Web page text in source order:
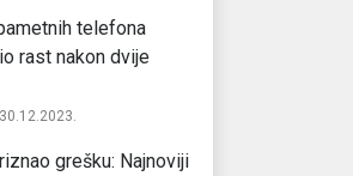
telefona
rast nakon dvije
30.12.2023.
grešku: Najnoviji